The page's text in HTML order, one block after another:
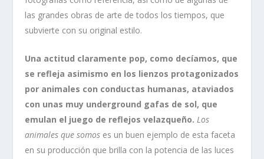
las grandes obras de arte de todos los tiempos, que
subvierte con su original estilo.
Una actitud claramente pop, como decíamos, que
se refleja asimismo en los lienzos protagonizados
por animales con conductas humanas, ataviados
con unas muy underground gafas de sol, que
emulan el juego de reflejos velazqueño. Los
animales que somos es un buen ejemplo de esta faceta
en su producción que brilla con la potencia de las luces